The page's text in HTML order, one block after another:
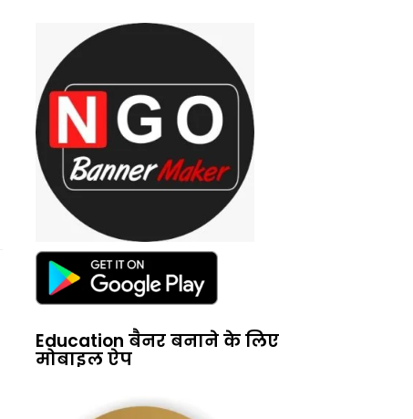
Education बैनर बनाने के लिए
मोबाइल ऐप